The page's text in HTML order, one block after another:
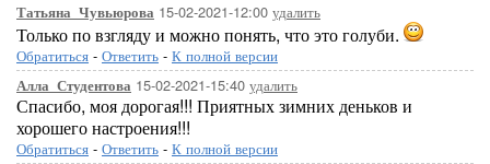
Татьяна_Чувьюрова 15-02-2021-12:00 удалить
Только по взгляду и можно понять, что это голуби.
Обратиться - Ответить - К полной версии
Алла_Студентова 15-02-2021-15:40 удалить
Спасибо, моя дорогая!!! Приятных зимних деньков и
хорошего настроения!!!
Обратиться - Ответить - К полной версии